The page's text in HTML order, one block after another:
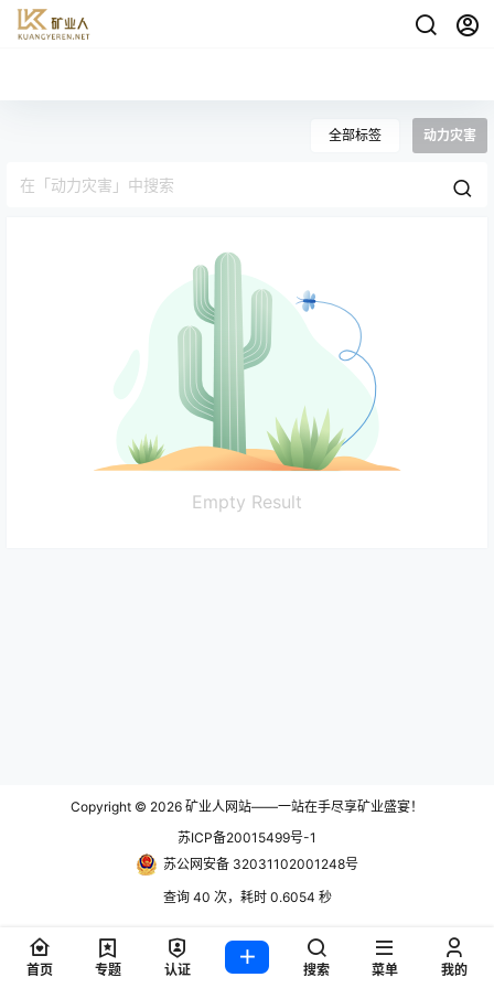
全部标签 动力灾害
Empty Result
Copyright © 2026 矿业人网站——一站在手尽享矿业盛宴！
苏ICP备20015499号-1
苏公网安备 32031102001248号
查询 40 次，耗时 0.6054 秒
首页 专题 认证 搜索 菜单 我的